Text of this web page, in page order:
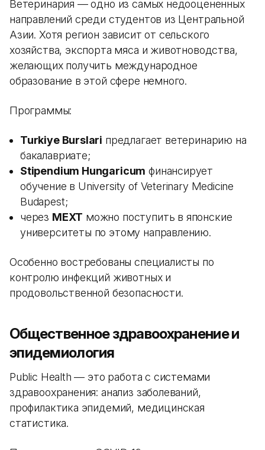
Ветеринария — одно из самых недооцененных
направлений среди студентов из Центральной
Азии. Хотя регион зависит от сельского
хозяйства, экспорта мяса и животноводства,
желающих получить международное
образование в этой сфере немного.
Программы:
Turkiye Burslari предлагает ветеринарию на
бакалавриате;
Stipendium Hungaricum финансирует
обучение в University of Veterinary Medicine
Budapest;
через MEXT можно поступить в японские
университеты по этому направлению.
Особенно востребованы специалисты по
контролю инфекций животных и
продовольственной безопасности.
Общественное здравоохранение и
эпидемиология
Public Health — это работа с системами
здравоохранения: анализ заболеваний,
профилактика эпидемий, медицинская
статистика.